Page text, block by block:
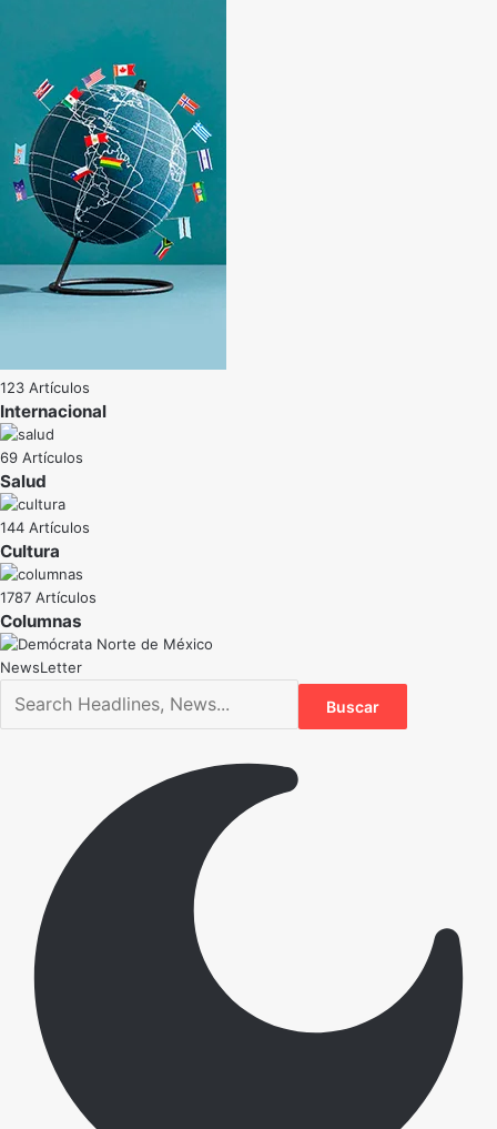
123 Artículos
Internacional
69 Artículos
Salud
144 Artículos
Cultura
1787 Artículos
NewsLetter